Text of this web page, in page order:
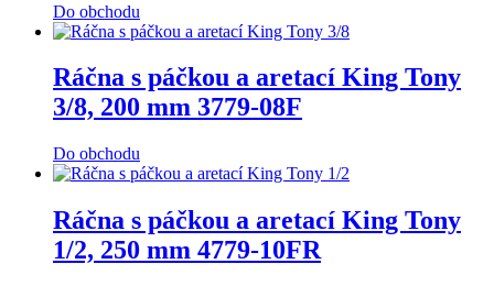
Do obchodu
Ráčna s páčkou a aretací King Tony
3/8, 200 mm 3779-08F
Do obchodu
Ráčna s páčkou a aretací King Tony
1/2, 250 mm 4779-10FR